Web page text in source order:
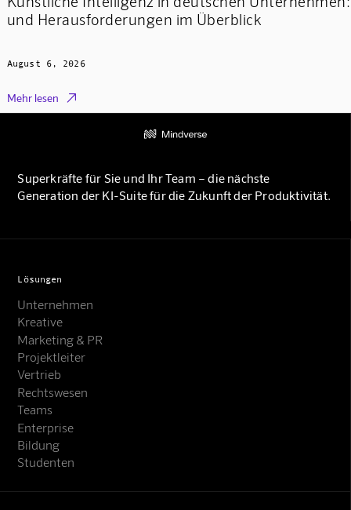
und Herausforderungen im Überblick
August 6, 2026
Mehr lesen 
Superkräfte für Sie und Ihr Team – die nächste
Generation der KI-Suite für die Zukunft der Produktivität.
Lösungen
Unternehmen
Kreative
Marketing & PR
Projektleiter
Vertrieb
Rechtswesen
Teams
Enterprise
Bildung
Studenten